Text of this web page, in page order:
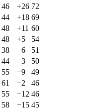
46 +26 72
44 +18 69
48 +11 60
48 +5
54
38 −6
51
44 −3
50
55 −9
49
61 −2
46
55 −12 46
58 −15 45